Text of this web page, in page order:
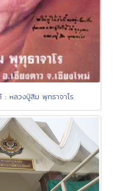
: หลวงปู่สิม พุทธาจาโร